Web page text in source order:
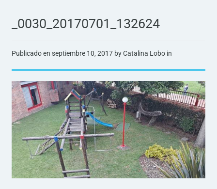
_0030_20170701_132624
Publicado en septiembre 10, 2017 by Catalina Lobo in